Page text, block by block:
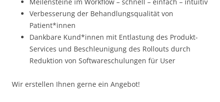
Verbesserung der Behandlungsqualität von
Patient*innen
Dankbare Kund*innen mit Entlastung des Produkt-
Services und Beschleunigung des Rollouts durch
Reduktion von Softwareschulungen für User
Wir erstellen Ihnen gerne ein Angebot!